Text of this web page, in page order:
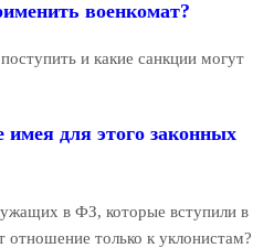
военкомат?
и какие санкции могут
для этого законных
в ФЗ, которые вступили в
отношение только к уклонистам?